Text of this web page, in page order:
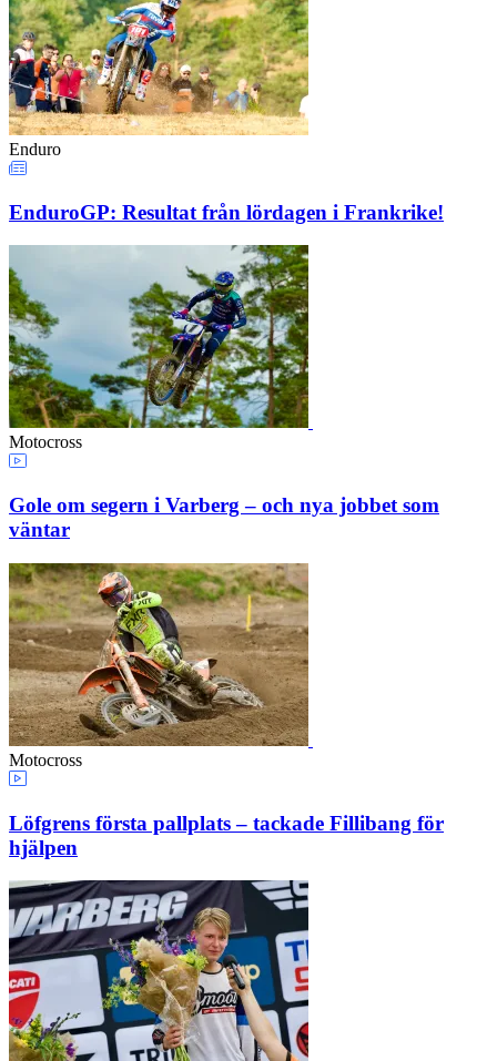
Enduro
EnduroGP: Resultat från lördagen i Frankrike!
Motocross
Gole om segern i Varberg – och nya jobbet som
väntar
Motocross
Löfgrens första pallplats – tackade Fillibang för
hjälpen